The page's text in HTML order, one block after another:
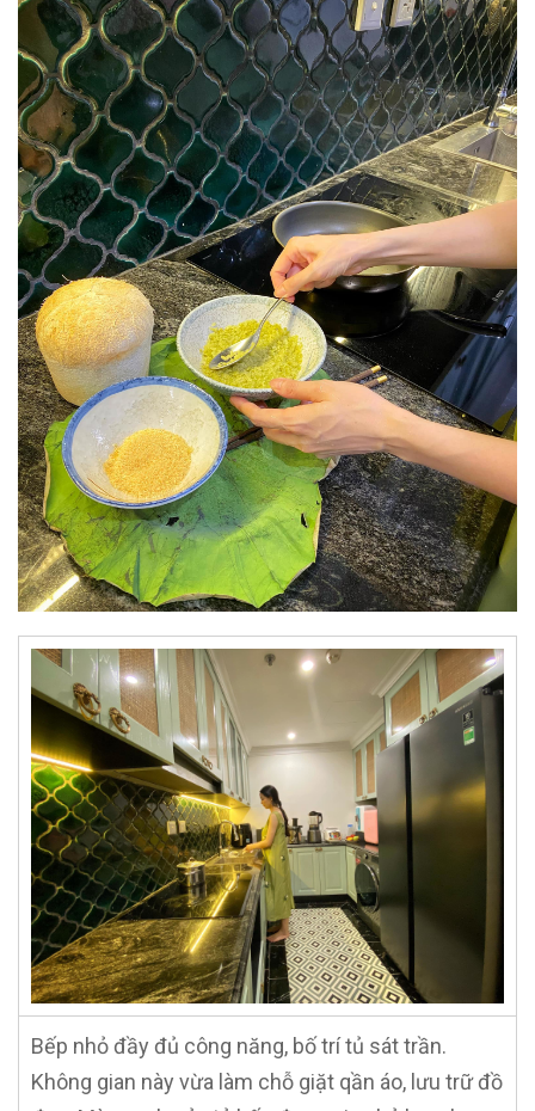
Bếp nhỏ đầy đủ công năng, bố trí tủ sát trần.
Không gian này vừa làm chỗ giặt qần áo, lưu trữ đồ